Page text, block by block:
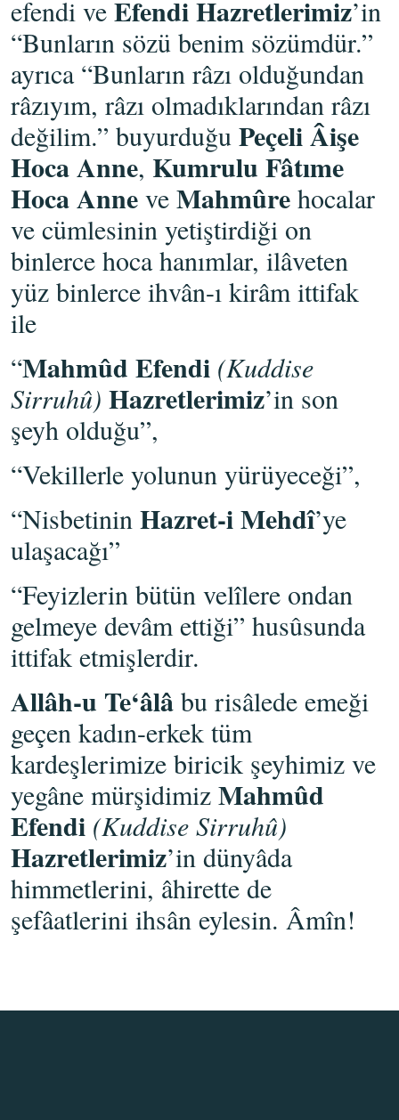
efendi ve Efendi Hazretlerimiz’in
“Bunların sözü benim sözümdür.”
ayrıca “Bunların râzı olduğundan
râzıyım, râzı olmadıklarından râzı
değilim.” buyurduğu Peçeli Âişe
Hoca Anne, Kumrulu Fâtıme
Hoca Anne ve Mahmûre hocalar
ve cümlesinin yetiştirdiği on
binlerce hoca hanımlar, ilâveten
yüz binlerce ihvân-ı kirâm ittifak
ile
“Mahmûd Efendi (Kuddise
Sirruhû) Hazretlerimiz’in son
şeyh olduğu”,
“Vekillerle yolunun yürüyeceği”,
“Nisbetinin Hazret-i Mehdî’ye
ulaşacağı”
“Feyizlerin bütün velîlere ondan
gelmeye devâm ettiği” husûsunda
ittifak etmişlerdir.
Allâh-u Te‘âlâ bu risâlede emeği
geçen kadın-erkek tüm
kardeşlerimize biricik şeyhimiz ve
yegâne mürşidimiz Mahmûd
Efendi (Kuddise Sirruhû)
Hazretlerimiz’in dünyâda
himmetlerini, âhirette de
şefâatlerini ihsân eylesin. Âmîn!